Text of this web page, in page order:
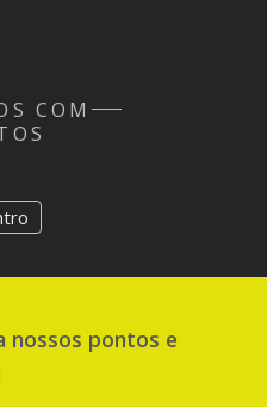
COM
nossos pontos e